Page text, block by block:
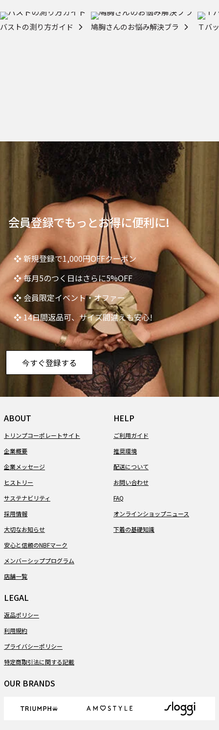
バストの測り方ガイド 鳩胸さんのお悩み解決ブラ Ｔバ
会員登録でもっとお得に便利に!
❖ 新規登録で1,000円OFFクーポン
❖ 毎月5のつく日はさらに5%OFF
❖ 会員限定イベント・オファー
❖ 14日間返品可、サイズ間違えも安心!
今すぐ登録する
ABOUT
トリンプコーポレートサイト
企業概要
企業メッセージ
ヒストリー
サステナビリティ
採用情報
大切なお知らせ
安心と信頼のNBFマーク
メンバーシッププログラム
店舗一覧
HELP
ご利用ガイド
推奨環境
配送について
お問い合わせ
FAQ
オンラインショップニュース
下着の基礎知識
LEGAL
返品ポリシー
利用規約
プライバシーポリシー
特定商取引法に関する記載
OUR BRANDS